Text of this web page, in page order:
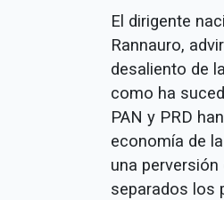
El dirigente
Rannauro,
desaliento de
como ha
PAN y PRD
economía de
una
separados los